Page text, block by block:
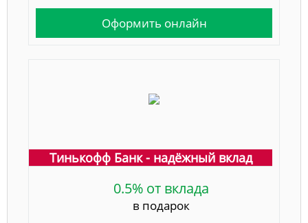
Оформить онлайн
Тинькофф Банк - надёжный вклад
0.5% от вклада
в подарок